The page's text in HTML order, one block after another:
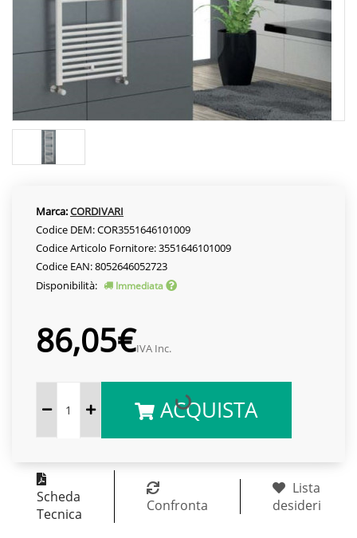
Marca:CORDIVARI
Codice DEM: COR3551646101009
Codice Articolo Fornitore: 3551646101009
Codice EAN: 8052646052723
Disponibilità:
Immediata
86,05€IVA Inc.
ACQUISTA
Scheda
Tecnica
Confronta
Lista
desideri